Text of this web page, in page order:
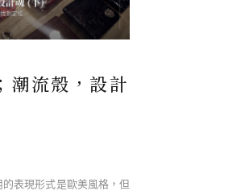
潮流殼，設計
表現形式是歐美風格，但